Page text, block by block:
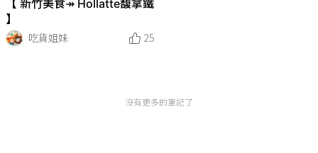
【 新竹美食↠ Hollatte馥拿鐵
】
吃貨姐妹
25
沒有更多的筆記了